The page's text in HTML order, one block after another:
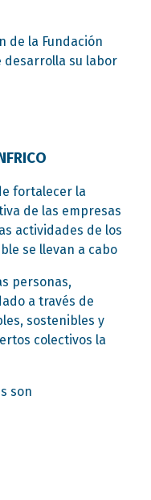
de la Fundación
desarrolla su labor
fortalecer la
de las empresas
actividades de los
se llevan a cabo
personas,
a través de
sostenibles y
colectivos la
son